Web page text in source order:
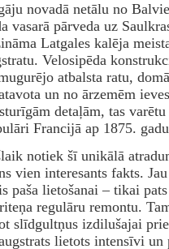
novadā netālu no
vasarā pārveda uz
Latgales kalēja
Velosipēda
atbalsta ratu,
un no ārzemēm
detaļām, tas
Francijā ap 1875.
notiek šī unikālā
vien interesants fakts.
paša lietošanai – tikai
regulāru remontu.
slīdgultņus izdilušajai
lietots intensīvi